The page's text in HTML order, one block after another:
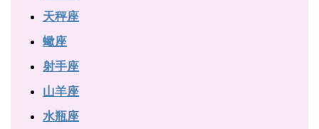
天秤座
蠍座
射手座
山羊座
水瓶座